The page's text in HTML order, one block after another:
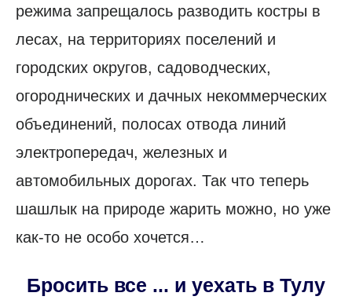
режима запрещалось разводить костры в
лесах, на территориях поселений и
городских округов, садоводческих,
огороднических и дачных некоммерческих
объединений, полосах отвода линий
электропередач, железных и
автомобильных дорогах. Так что теперь
шашлык на природе жарить можно, но уже
как-то не особо хочется…
Бросить все ... и уехать в Тулу